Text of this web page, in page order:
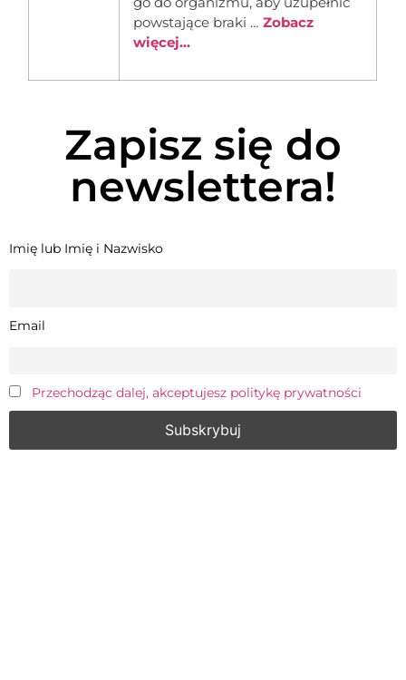
powstające braki …Zobacz
więcej...
Zapisz się do
newslettera!
Imię lub Imię i Nazwisko
Email
Przechodząc dalej, akceptujesz politykę prywatności